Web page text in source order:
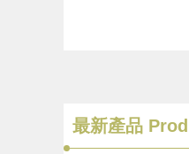
最新產品